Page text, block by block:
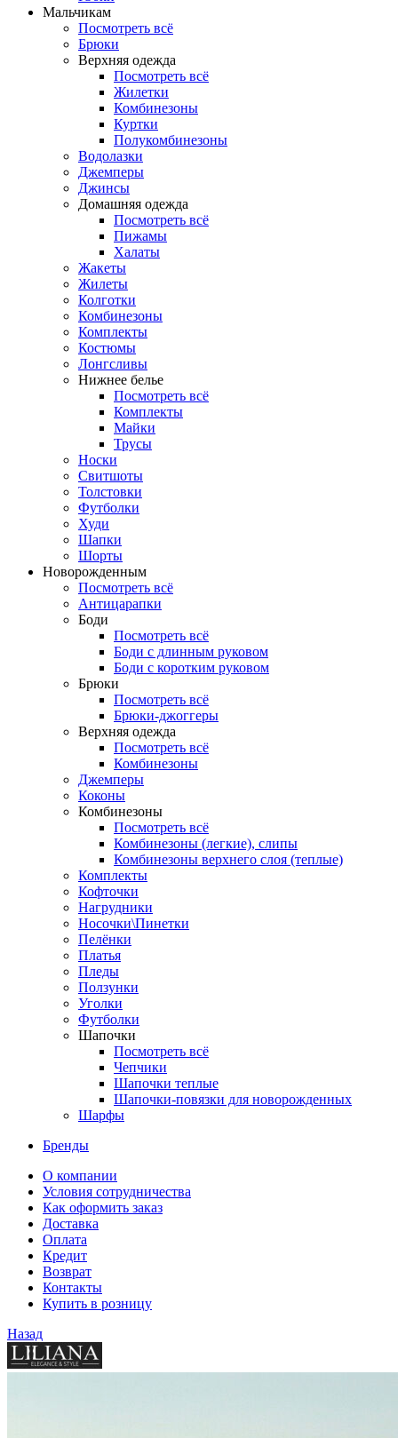
Мальчикам
Посмотреть всё
Брюки
Верхняя одежда
Посмотреть всё
Жилетки
Комбинезоны
Куртки
Полукомбинезоны
Водолазки
Джемперы
Джинсы
Домашняя одежда
Посмотреть всё
Пижамы
Халаты
Жакеты
Жилеты
Колготки
Комбинезоны
Комплекты
Костюмы
Лонгсливы
Нижнее белье
Посмотреть всё
Комплекты
Майки
Трусы
Носки
Свитшоты
Толстовки
Футболки
Худи
Шапки
Шорты
Новорожденным
Посмотреть всё
Антицарапки
Боди
Посмотреть всё
Боди с длинным руковом
Боди с коротким руковом
Брюки
Посмотреть всё
Брюки-джоггеры
Верхняя одежда
Посмотреть всё
Комбинезоны
Джемперы
Коконы
Комбинезоны
Посмотреть всё
Комбинезоны (легкие), слипы
Комбинезоны верхнего слоя (теплые)
Комплекты
Кофточки
Нагрудники
Носочки\Пинетки
Пелёнки
Платья
Пледы
Ползунки
Уголки
Футболки
Шапочки
Посмотреть всё
Чепчики
Шапочки теплые
Шапочки-повязки для новорожденных
Шарфы
Бренды
О компании
Условия сотрудничества
Как оформить заказ
Доставка
Оплата
Кредит
Возврат
Контакты
Купить в розницу
Назад